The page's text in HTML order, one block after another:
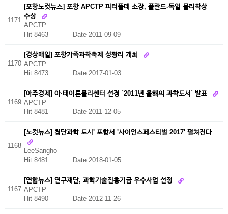
1171
[포항노컷뉴스] 포항 APCTP 피터풀데 소장, 폴란드-독일 물리학상
수상
APCTP
Hit 8463 Date 2011-09-09
1170
[경상매일] 포항가족과학축제 성황리 개최
APCTP
Hit 8473
Date 2017-01-03
1169
[아주경제] 아·태이론물리센터 선정 `2011년 올해의 과학도서` 발표
APCTP
Hit 8481
Date 2011-12-05
1168
[노컷뉴스] 첨단과학 도시' 포항서 '사이언스페스티벌 2017' 펼쳐진다
LeeSangho
Hit 8481 Date 2018-01-05
1167
[연합뉴스] 연구재단, 과학기술진흥기금 우수사업 선정
APCTP
Hit 8490
Date 2012-11-26